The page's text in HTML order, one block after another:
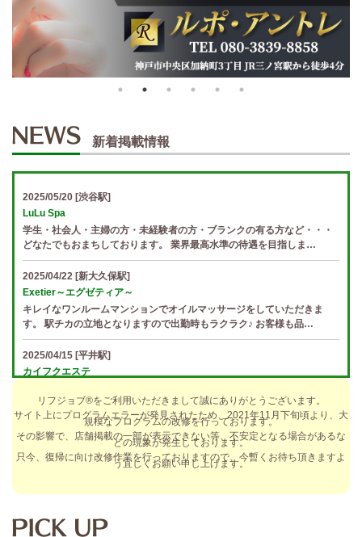
新着掲載情報
2025/05/20 [渋谷駅]
LuLu Spa
学生・社会人・主婦の方・未経験者の方・ブランクの有る方など・・・
どなたでもおまちしております。 業界最高水準の待遇を目指しま…
2025/04/22 [新大久保駅]
Exetier～エグゼティア～
キレイなワンルームマンションでオイルマッサージをしていただきま
す。 駅チカの立地となりますので出勤時もラクラク♪ お客様も品…
2025/04/15 [平井駅]
カイフクエステ
り♪ 日給5万円以上可！人によっては10万円も★ 全額日払い＆…
2025/04/14
[小倉駅]
The Ritz cache (ザ リッツ カシェ)
歩合率・RANK昇格制度 給与保証・アリバイ対策・送迎など、 快適なお
sirena (シレーナ) 春日井ルーム
リフジョブ®をご利用いただきまして誠にありがとうございます。
サイト上にプログラムエラーが発見されたため、2021年11月下旬頃より、大
規模なプログラムの改修を行っております。
その影響で、店舗掲載の一部が表示できない等、不安定となる場合があるな
どの現象が発生しております。
只今、復帰に向け改修作業を行っておりますので、今暫くお待ち頂きますよ
う宜しくお願い申し上げます。